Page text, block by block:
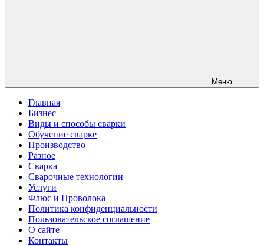
Меню
Главная
Бизнес
Виды и способы сварки
Обучение сварке
Производство
Разное
Сварка
Сварочные технологии
Услуги
Флюс и Проволока
Политика конфиденциальности
Пользовательское соглашение
О сайте
Контакты